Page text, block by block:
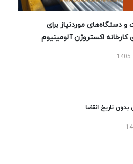
دستگاه‌های موردنیاز برای
کارخانه اکستروژن آلومینیوم
تاریخ انقضا